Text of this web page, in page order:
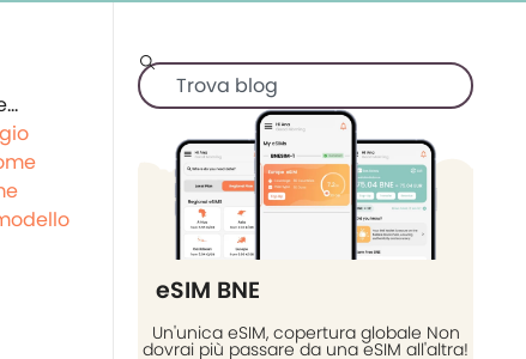
eSIM BNE
Un'unica eSIM, copertura globale Non
dovrai più passare da una eSIM all'altra!